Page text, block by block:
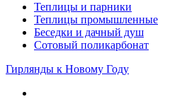
Теплицы и парники
Теплицы промышленные
Беседки и дачный душ
Сотовый поликарбонат
Гирлянды к Новому Году